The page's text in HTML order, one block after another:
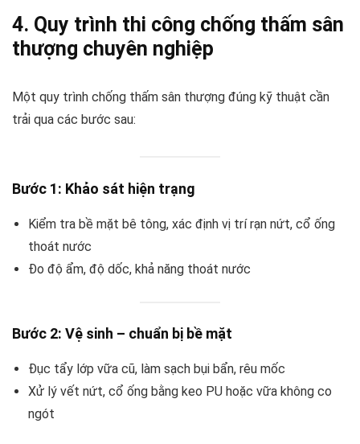
4. Quy trình thi công chống thấm sân
thượng chuyên nghiệp
Một quy trình chống thấm sân thượng đúng kỹ thuật cần
trải qua các bước sau:
Bước 1: Khảo sát hiện trạng
Kiểm tra bề mặt bê tông, xác định vị trí rạn nứt, cổ ống
thoát nước
Đo độ ẩm, độ dốc, khả năng thoát nước
Bước 2: Vệ sinh – chuẩn bị bề mặt
Đục tẩy lớp vữa cũ, làm sạch bụi bẩn, rêu mốc
Xử lý vết nứt, cổ ống bằng keo PU hoặc vữa không co
ngót